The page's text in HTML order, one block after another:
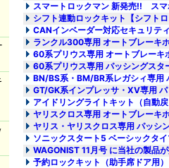
スマートロックマン 新発売!! ス
シフト連動ロックキット【シフト
CANインベーダー対応セキュリテ
ランクル300専用 オートブレーキ
60系プリウス専用 オートブレーキ
60系プリウス専用 パッシングスタ
BN/BS系・BM/BR系レガシィ専用
GT/GK系インプレッサ・XV専用
アイドリングライトキット（自動
ヤリスクロス専用 オートブレーキ
ヤリス・ヤリスクロス専用 パッシ
ソニックスタート5 ベーシックタ
WAGONIST 11月号 に当社の製品
予約ロックキット（助手席ドア用